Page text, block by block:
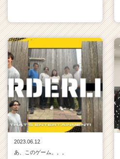
2023.06.12
あ、このゲーム。。。